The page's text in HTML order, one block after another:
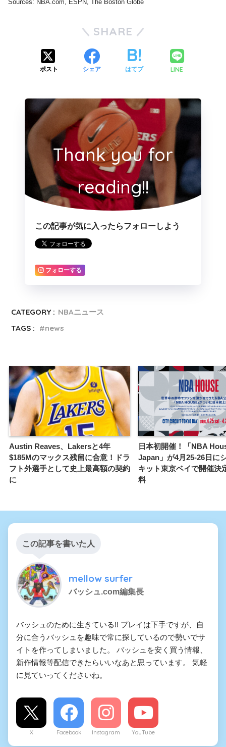
Sources: NBA.com, ESPN, The Boston Globe
SHARE
ポスト シェア はてブ LINE
Thank you for
reading!!
この記事が気に入ったらフォローしよう
フォローする
CATEGORY : NBAニュース
TAGS :
news
Austin Reaves、Lakersと4年
$185Mのマックス残留に合意！ドラ
フト外選手として史上最高額の契約
に
日本初開催！「NBA
Japan」が4月25-26日に
キット東京ベイで開催
料
この記事を書いた人
mellow surfer
バッシュ.com編集長
バッシュのために生きている!! プレイは下手ですが、自
分に合うバッシュを趣味で常に探しているので勢いでサ
イトを作ってしまいました。 バッシュを安く買う情報、
新作情報等配信できたらいいなあと思っています。 気軽
に見ていってくださいね。
X Facebook Instagram YouTube